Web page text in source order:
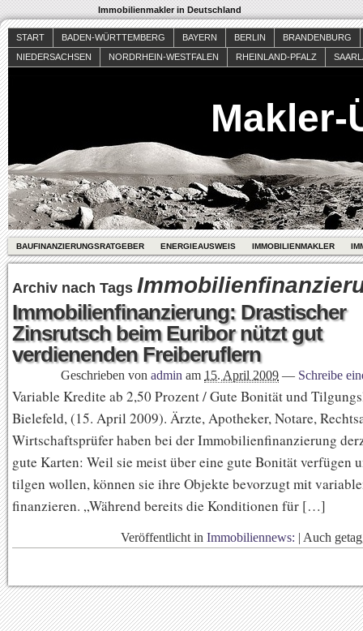
Immobilienmakler in Deutschland
START BADEN-WÜRTTEMBERG BAYERN BERLIN
BRANDENBURG
NIEDERSACHSEN
NORDRHEIN-WESTFALEN RHEINLAND-PFALZ
Makler-
BAUFINANZIERUNGSRATGEBER ENERGIEAUSWEIS IMMOBILIENMAKLER
Archiv nach Tags
Immobilienfinanzierung: Drastischer
Zinsrutsch beim Euribor nützt gut
verdienenden Freiberuflern
Geschrieben von admin am 15. April 2009 — Schreibe
Variable Kredite ab 2,50 Prozent / Gute Bonität und
Bielefeld, (15. April 2009). Ärzte, Apotheker, Notare,
Wirtschaftsprüfer haben bei der Immobilienfinanzierung
gute Karten: Weil sie meist über eine gute Bonität verfügen
tilgen wollen, können sie ihre Objekte bevorzugt mit
finanzieren. „Während bereits die Konditionen für […]
Veröffentlicht in Immobiliennews: | Auch